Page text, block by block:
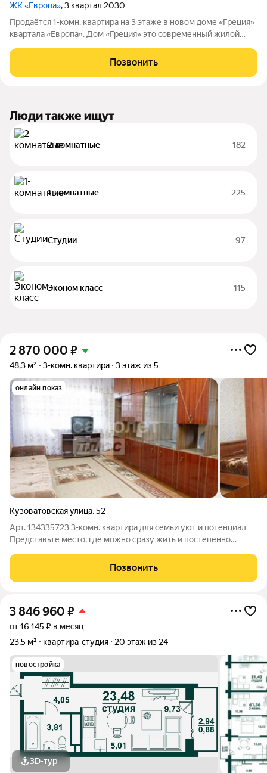
ЖК «Европа», 3 квартал 2030
Продаётся 1-комн. квартира на 3 этаже в новом доме «Греция»
квартала «Европа». Дом «Греция» это современный жилой
Здесь продумано всё для комфортной жизни: уютный зелёный
двор без машин,
Позвонить
Люди также ищут
2-комнатные 182
1-комнатные 225
Студии 97
Эконом класс 115
2 870 000 ₽
48,3 м² 3-комн. квартира 3 этаж из 5
онлайн показ
Кузоватовская улица,52
Арт. 134335723 3-комн. квартира для семьи уют и потенциал
Представьте место, где можно сразу жить и постепенно
вариант: комфорт сегодня и возможности на завтра. О
квартире: Квартира
Позвонить
3 846 960 ₽
от 16 145 ₽ в месяц
23,5 м²
квартира-студия 20 этаж из 24
новостройка
3D-тур